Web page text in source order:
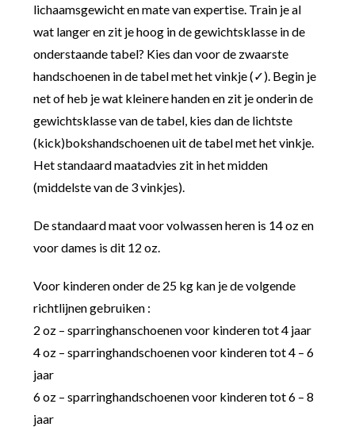
lichaamsgewicht en mate van expertise. Train je al
wat langer en zit je hoog in de gewichtsklasse in de
onderstaande tabel? Kies dan voor de zwaarste
handschoenen in de tabel met het vinkje (✓). Begin je
net of heb je wat kleinere handen en zit je onderin de
gewichtsklasse van de tabel, kies dan de lichtste
(kick)bokshandschoenen uit de tabel met het vinkje.
Het standaard maatadvies zit in het midden
(middelste van de 3 vinkjes).
De standaard maat voor volwassen heren is 14 oz en
voor dames is dit 12 oz.
Voor kinderen onder de 25 kg kan je de volgende
richtlijnen gebruiken :
2 oz – sparringhanschoenen voor kinderen tot 4 jaar
4 oz – sparringhandschoenen voor kinderen tot 4 – 6
jaar
6 oz – sparringhandschoenen voor kinderen tot 6 – 8
jaar